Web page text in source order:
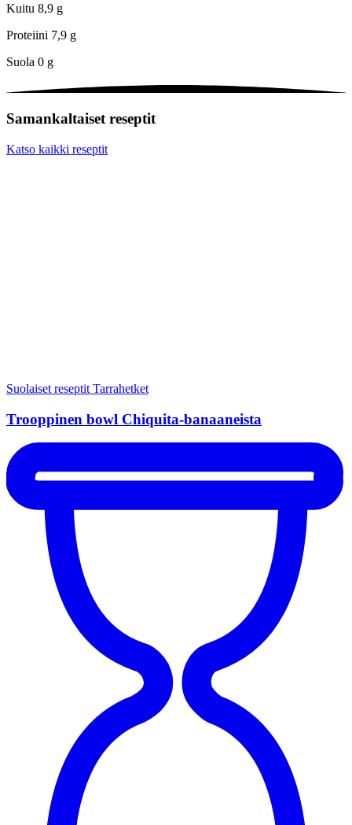
Kuitu 8,9 g
Proteiini 7,9 g
Suola 0 g
Samankaltaiset reseptit
Katso kaikki reseptit
Suolaiset reseptit Tarrahetket
Trooppinen bowl Chiquita-banaaneista